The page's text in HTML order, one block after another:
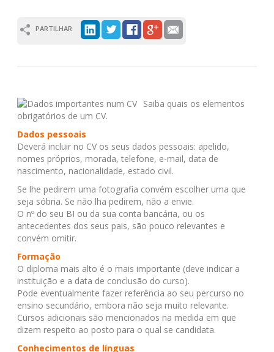
PARTILHAR
Saiba quais os elementos
obrigatórios de um CV.
Dados pessoais
Deverá incluir no CV os seus dados pessoais: apelido,
nomes próprios, morada, telefone, e-mail, data de
nascimento, nacionalidade, estado civil.
Se lhe pedirem uma fotografia convém escolher uma que
seja sóbria. Se não lha pedirem, não a envie.
O nº do seu BI ou da sua conta bancária, ou os
antecedentes dos seus pais, são pouco relevantes e
convém omitir.
Formação
O diploma mais alto é o mais importante (deve indicar a
instituição e a data de conclusão do curso).
Pode eventualmente fazer referência ao seu percurso no
ensino secundário, embora não seja muito relevante.
Cursos adicionais são mencionados na medida em que
dizem respeito ao posto para o qual se candidata.
Conhecimentos de línguas